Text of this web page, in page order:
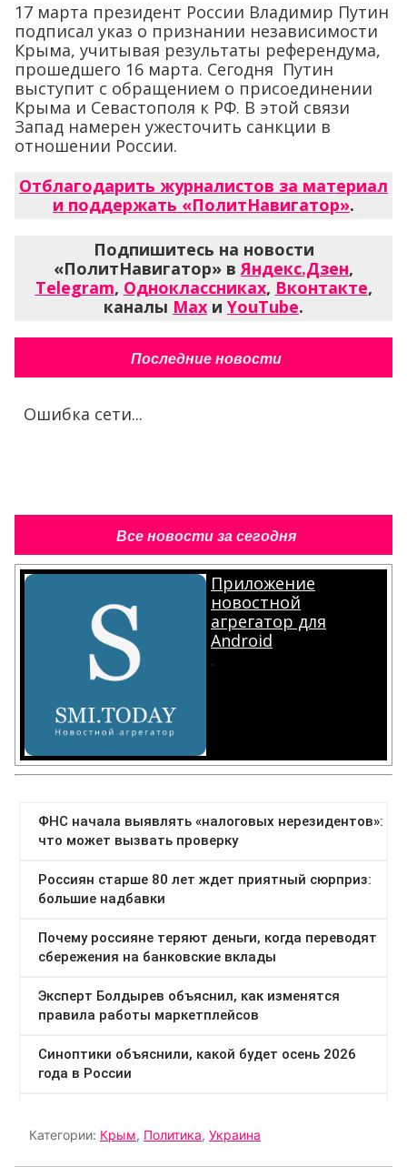
17 марта президент России Владимир Путин
подписал указ о признании независимости
Крыма, учитывая результаты референдума,
прошедшего 16 марта. Сегодня Путин
выступит с обращением о присоединении
Крыма и Севастополя к РФ. В этой связи
Запад намерен ужесточить санкции в
отношении России.
Отблагодарить журналистов за материал
и поддержать «ПолитНавигатор».
Подпишитесь на новости
«ПолитНавигатор» вЯндекс.Дзен,
Telegram, Одноклассниках, Вконтакте,
каналы Max и YouTube.
Последние новости
Ошибка сети...
Все новости за сегодня
Приложение
новостной
агрегатор для
Android
.
Категории: Крым, Политика, Украина